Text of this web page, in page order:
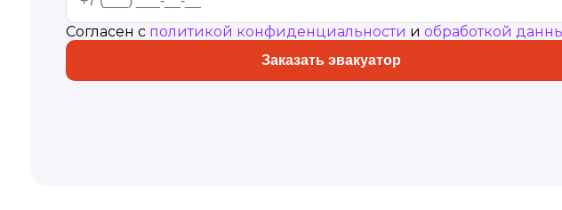
Согласен с политикой конфиденциальности и обработкой
Заказать эвакуатор